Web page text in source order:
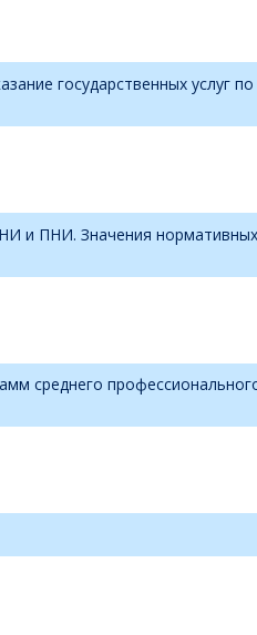
государственных услуг
и ПНИ. Значения
среднего